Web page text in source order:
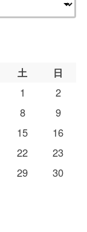
土
日
1
2
8
9
15
16
22
23
29
30